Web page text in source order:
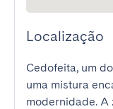
Localização
Cedofeita, um
uma mistura
modernidade. A